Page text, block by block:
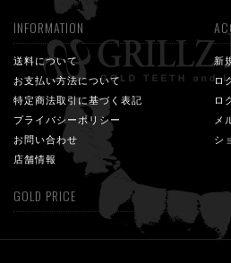
INFORMATION
送料について
お支払い方法について
特定商法取引に基づく表記
プライバシーポリシー
お問い合わせ
店舗情報
新
ロ
ロ
メ
シ
GOLD PRICE